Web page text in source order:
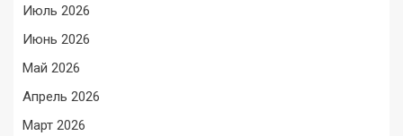
Июль 2026
Июнь 2026
Май 2026
Апрель 2026
Март 2026